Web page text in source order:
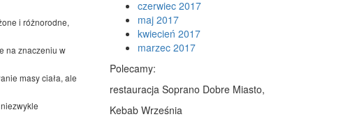
i różnorodne,
na znaczeniu w
masy ciała, ale
czerwiec 2017
maj 2017
kwiecień 2017
marzec 2017
Polecamy:
restauracja Soprano Dobre Miasto,
Kebab Września